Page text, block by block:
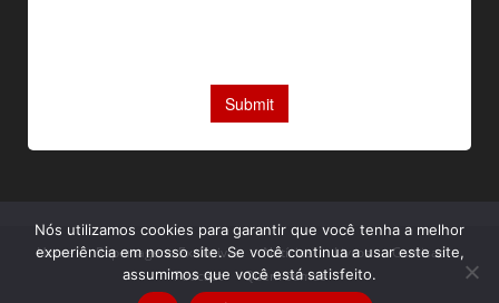
Home Reportagens Exclusivas Notícias Livros
Camisas
Podcast
Quem somos
Nós utilizamos cookies para garantir que você tenha a melhor
experiência em nosso site. Se você continua a usar este site,
assumimos que você está satisfeito.